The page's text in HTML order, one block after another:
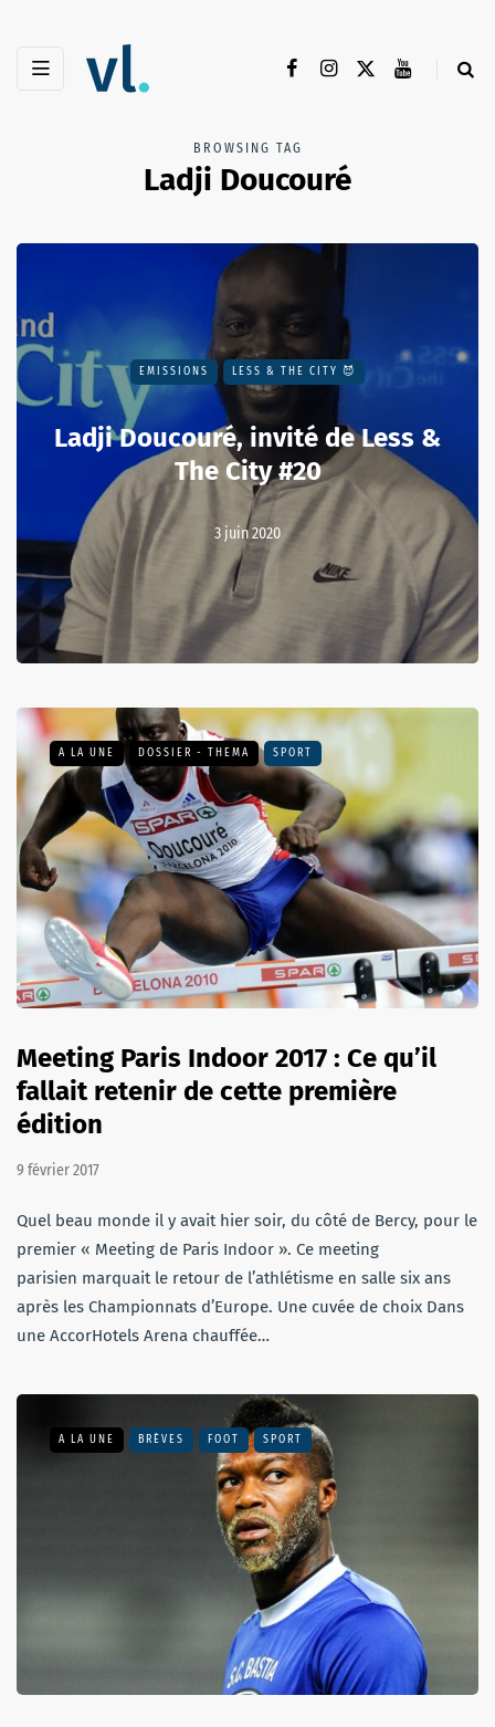
BROWSING TAG
Ladji Doucouré
EMISSIONS LESS & THE CITY 😈
Ladji Doucouré, invité de Less &
The City #20
3 juin 2020
A LA UNE DOSSIER - THEMA SPORT
Meeting Paris Indoor 2017 : Ce qu’il
fallait retenir de cette première
édition
9 février 2017
Quel beau monde il y avait hier soir, du côté de Bercy, pour le
premier « Meeting de Paris Indoor ». Ce meeting
parisien marquait le retour de l’athlétisme en salle six ans
après les Championnats d’Europe. Une cuvée de choix Dans
une AccorHotels Arena chauffée…
A LA UNE BRÈVES FOOT SPORT